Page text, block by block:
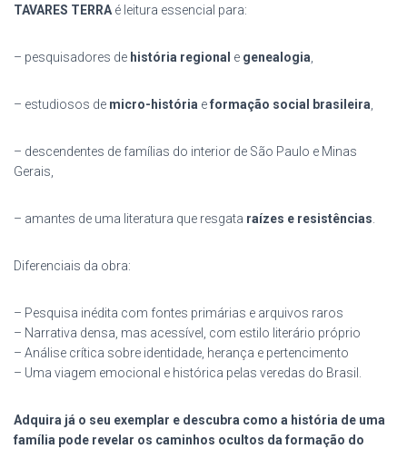
TAVARES TERRA é leitura essencial para:
– pesquisadores de história regional e genealogia
– estudiosos de micro-história eformação social brasileira
– descendentes de famílias do interior de São Paulo e Minas
Gerais,
– amantes de uma literatura que resgata raízes e resistências
Diferenciais da obra:
– Pesquisa inédita com fontes primárias e arquivos raros
– Narrativa densa, mas acessível, com estilo literário próprio
– Análise crítica sobre identidade, herança e pertencimento
– Uma viagem emocional e histórica pelas veredas do Brasil.
Adquira já o seu exemplar e descubra como a história de uma
família pode revelar os caminhos ocultos da formação do